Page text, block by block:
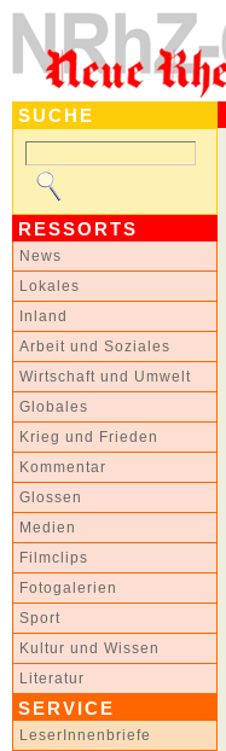
SUCHE
RESSORTS
News
Lokales
Inland
Arbeit und Soziales
Wirtschaft und Umwelt
Globales
Krieg und Frieden
Kommentar
Glossen
Medien
Filmclips
Fotogalerien
Sport
Kultur und Wissen
Literatur
SERVICE
LeserInnenbriefe